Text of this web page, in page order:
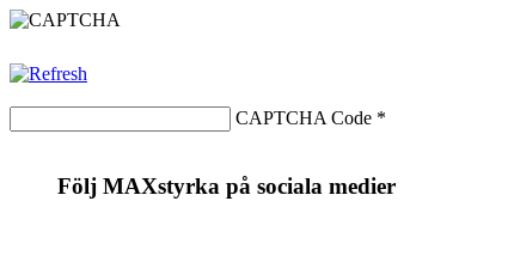
CAPTCHA Code *
Följ MAXstyrka på sociala medier